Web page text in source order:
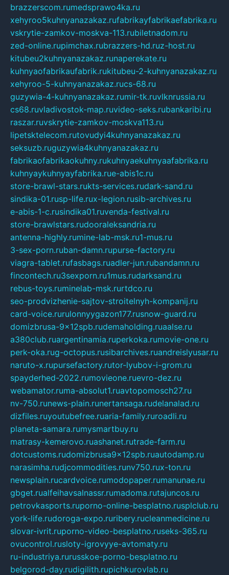
brazzerscom.rumedsprawo4ka.ru
xehyroo5kuhnyanazakaz.rufabrikayfabrikaefabrika.ru
vskrytie-zamkov-moskva-113.rubiletnadom.ru
zed-online.rupimchax.rubrazzers-hd.ruz-host.ru
kitubeu2kuhnyanazakaz.runaperekate.ru
kuhnyaofabrikaufabrik.rukitubeu-2-kuhnyanazakaz.ru
xehyroo-5-kuhnyanazakaz.rucs-68.ru
guzywia-4-kuhnyanazakaz.rumir-tk.ruvlknrussia.ru
cs68.ruvladivostok-map.ruvideo-seks.rubankaribi.ru
raszar.ruvskrytie-zamkov-moskva113.ru
lipetsktelecom.rutovudyi4kuhnyanazakaz.ru
seksuzb.ruguzywia4kuhnyanazakaz.ru
fabrikaofabrikaokuhny.rukuhnyaekuhnyaafabrika.ru
kuhnyaykuhnyayfabrika.rue-abis1c.ru
store-brawl-stars.rukts-services.rudark-sand.ru
sindika-01.rusp-life.rux-legion.rusib-archives.ru
e-abis-1-c.rusindika01.ruvenda-festival.ru
store-brawlstars.rudooraleksandria.ru
antenna-highly.rumine-lab-msk.ru1-mus.ru
3-sex-porn.ruban-damn.rupurse-factory.ru
viagra-tablet.rufasbags.ruadler-jun.rubandamn.ru
fincontech.ru3sexporn.ru1mus.rudarksand.ru
rebus-toys.ruminelab-msk.rurtdco.ru
seo-prodvizhenie-sajtov-stroitelnyh-kompanij.ru
card-voice.rurulonnyygazon177.rusnow-guard.ru
domizbrusa-9x12spb.rudemaholding.ruaalse.ru
a380club.ruargentinamia.ruperkoka.rumovie-one.ru
perk-oka.rug-octopus.rusibarchives.ruandreislyusar.ru
naruto-x.rupursefactory.rutor-lyubov-i-grom.ru
spayderhed-2022.rumovieone.ruevro-dez.ru
webamator.ruma-absolut1.ruavtopomosch27.ru
nv-750.runews-plain.runertansaga.rudelanalad.ru
dizfiles.ruyoutubefree.ruaria-family.ruroadli.ru
planeta-samara.rumysmartbuy.ru
matrasy-kemerovo.ruashanet.rutrade-farm.ru
dotcustoms.rudomizbrusa9x12spb.ruautodamp.ru
narasimha.rudjcommodities.runv750.rux-ton.ru
newsplain.rucardvoice.rumodopaper.rumanunae.ru
gbget.rualfeihavsalnassr.rumadoma.rutajuncos.ru
petrovkasports.ruporno-online-besplatno.rusplclub.ru
york-life.rudoroga-expo.ruribery.rucleanmedicine.ru
slovar-ivrit.ruporno-video-besplatno.ruseks-365.ru
ovucontrol.rusloty-igrovyye-avtomaty.ru
ru-industriya.rurusskoe-porno-besplatno.ru
belgorod-day.rudigilith.rupichkurovlab.ru